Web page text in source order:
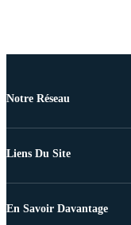
Notre Réseau
Liens Du Site
En Savoir Davantage